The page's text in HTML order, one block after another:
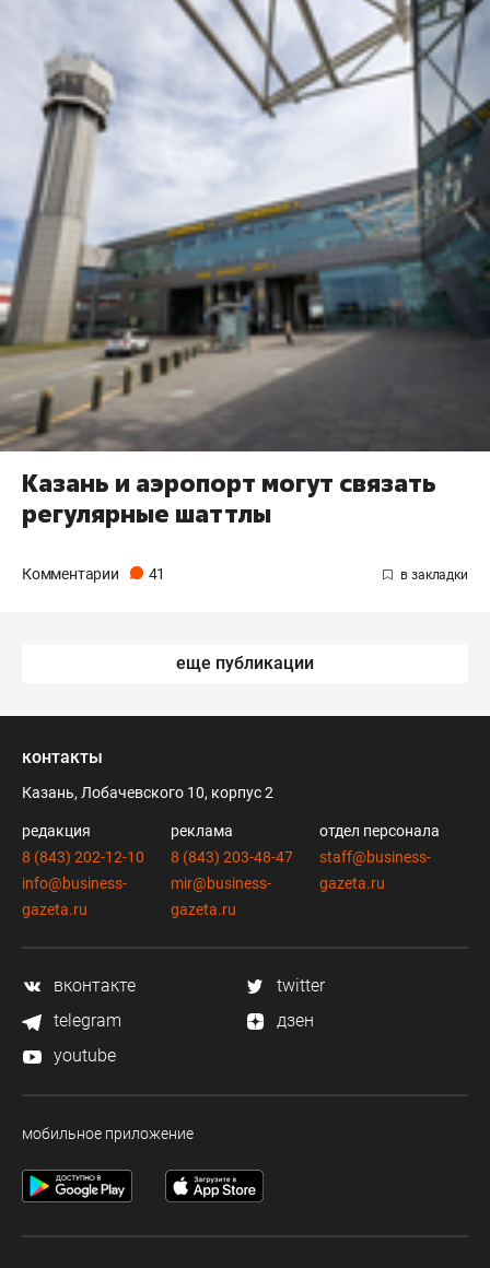
Казань и аэропорт могут связать
регулярные шаттлы
Комментарии 41
еще публикации
контакты
Казань, Лобачевского 10, корпус 2
редакция
8 (843) 202-12-10
info@business-
gazeta.ru
реклама
8 (843) 203-48-47
mir@business-
gazeta.ru
отдел персонала
staff@business-
gazeta.ru
вконтакте
twitter
telegram
дзен
youtube
мобильное приложение